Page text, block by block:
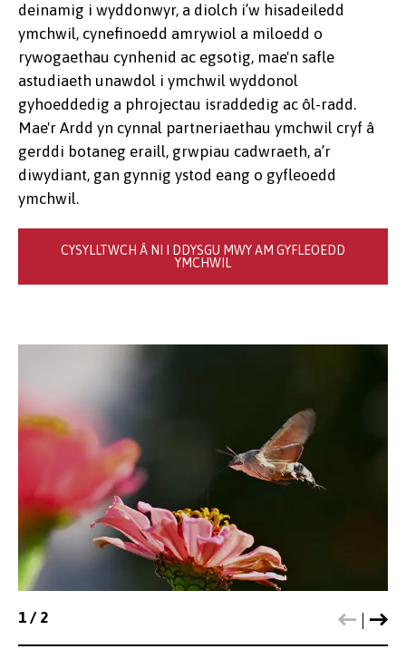
deinamig i wyddonwyr, a diolch i’w hisadeiledd
ymchwil, cynefinoedd amrywiol a miloedd o
rywogaethau cynhenid ac egsotig, mae'n safle
astudiaeth unawdol i ymchwil wyddonol
gyhoeddedig a phrojectau israddedig ac ôl-radd.
Mae'r Ardd yn cynnal partneriaethau ymchwil cryf â
gerddi botaneg eraill, grwpiau cadwraeth, a’r
diwydiant, gan gynnig ystod eang o gyfleoedd
ymchwil.
CYSYLLTWCH Â NI I DDYSGU MWY AM GYFLEOEDD
YMCHWIL
1 / 2